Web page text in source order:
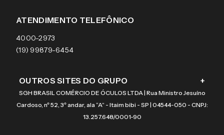
Burberry
ATENDIMENTO TELEFÔNICO
4000-2973
(19) 99879-6454
OUTROS SITES DO GRUPO +
SGH BRASIL COMÉRCIO DE ÓCULOS LTDA | Rua Ministro Jesuíno
Cardoso, nº 52, 3º andar, ala “A” - Itaim bibi - SP | 04544-050 - CNPJ:
13.257.648/0001-90